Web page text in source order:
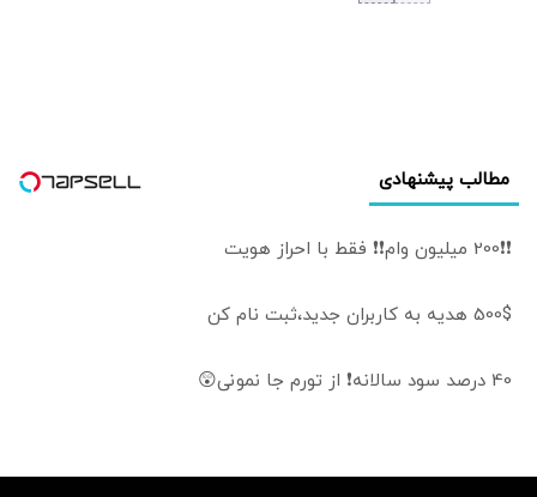
دیپلماسی اقتصادی
باشند
مطالب پیشنهادی
❗❗200 میلیون وام❗❗ فقط با احراز هویت
500$ هدیه به کاربران جدید،ثبت نام کن
40 درصد سود سالانه❗ از تورم جا نمونی😲